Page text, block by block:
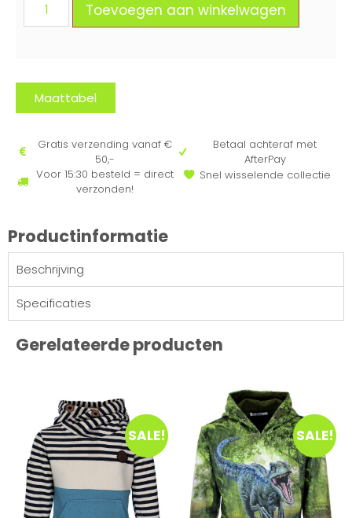
Toevoegen aan winkelwagen
Maattabel
Gratis verzending vanaf €
50,-
Voor 15:30 besteld = direct
verzonden!
Betaal achteraf met
AfterPay
Snel wisselende collectie
Productinformatie
Beschrijving
Specificaties
Gerelateerde producten
SALE! SALE!